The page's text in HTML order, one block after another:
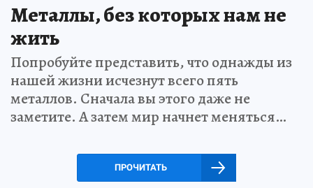
Металлы, без которых нам не
жить
Попробуйте представить, что однажды из
нашей жизни исчезнут всего пять
металлов. Сначала вы этого даже не
заметите. А затем мир начнет меняться…
ПРОЧИТАТЬ